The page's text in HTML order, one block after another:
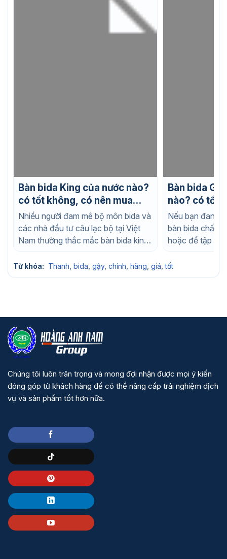
Bàn bida King của nước nào?
có tốt không, có nên mua
không?
Nhiều người đam mê bộ môn bida và
các nhà đầu tư câu lạc bộ tại Việt
Nam thường thắc mắc bàn bida king
Bàn bida
nào? có tốt
mua không?
Nếu bạn đang
bàn bida chất
hoặc để tập
Từ khóa: Thanh bida gậy, chính hãng giá ,tốt
Chúng tôi luôn trân trọng và mong đợi nhận được mọi ý kiến
đóng góp từ khách hàng để có thể nâng cấp trải nghiệm dịch
vụ và sản phẩm tốt hơn nữa.